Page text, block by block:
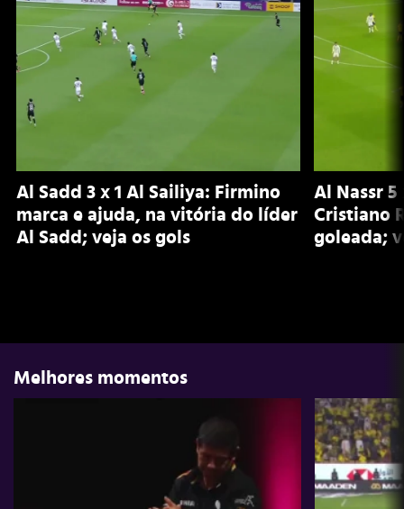
Al Sadd 3 x 1 Al Sailiya: Firmino
marca e ajuda, na vitória do líder
Al Sadd; veja os gols
Al Nassr
Cristiano
goleada;
Melhores momentos